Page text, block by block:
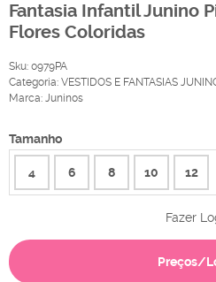
Fantasia Infantil Junino
Flores Coloridas
Sku: 0979PA
Categoria: VESTIDOS E FANTASIAS
Marca: Juninos
Tamanho
4 6 8 10 12
Fazer
Preços/